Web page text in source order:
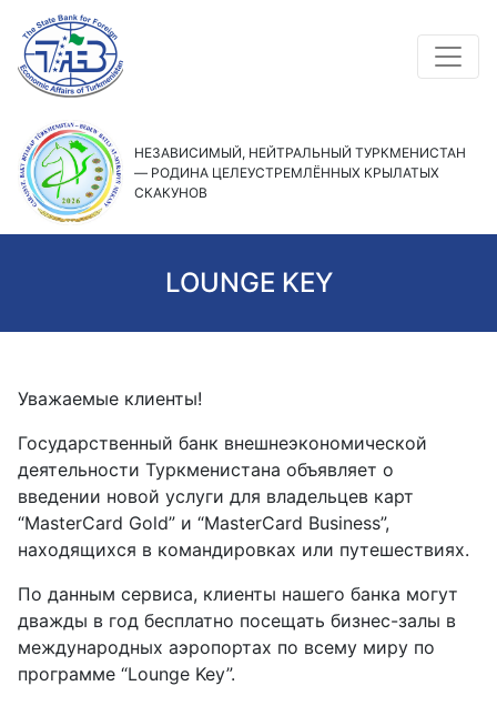
НЕЗАВИСИМЫЙ, НЕЙТРАЛЬНЫЙ ТУРКМЕНИСТАН
— РОДИНА ЦЕЛЕУСТРЕМЛЁННЫХ КРЫЛАТЫХ
СКАКУНОВ
LOUNGE KEY
Уважаемые клиенты!
Государственный банк внешнеэкономической
деятельности Туркменистана объявляет о
введении новой услуги для владельцев карт
“MasterCard Gold” и “MasterCard Business”,
находящихся в командировках или путешествиях.
По данным сервиса, клиенты нашего банка могут
дважды в год бесплатно посещать бизнес-залы в
международных аэропортах по всему миру по
программе “Lounge Key”.